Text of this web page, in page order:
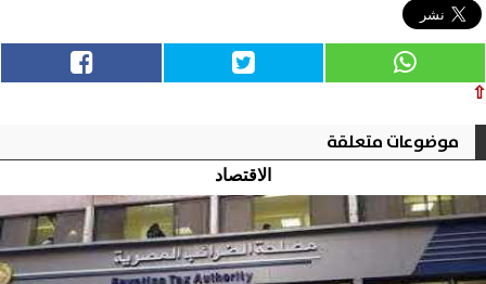
⇧
موضوعات متعلقة
الاقتصاد